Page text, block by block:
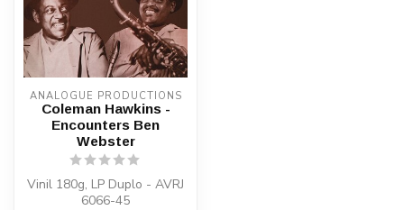
ANALOGUE PRODUCTIONS
Coleman Hawkins -
Encounters Ben
Webster
Vinil 180g, LP Duplo - AVRJ
6066-45